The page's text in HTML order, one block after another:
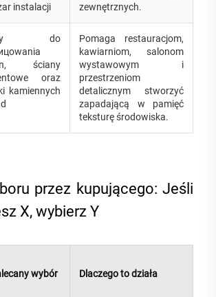
instalacji
zewnętrznych.
do
ściany
oraz
kamiennych
Pomaga restauracjom,
kawiarniom, salonom
wystawowym i
przestrzeniom
detalicznym stworzyć
zapadającą w pamięć
teksturę środowiska.
przez kupującego: Jeśli
X, wybierz Y
wybór Dlaczego to działa